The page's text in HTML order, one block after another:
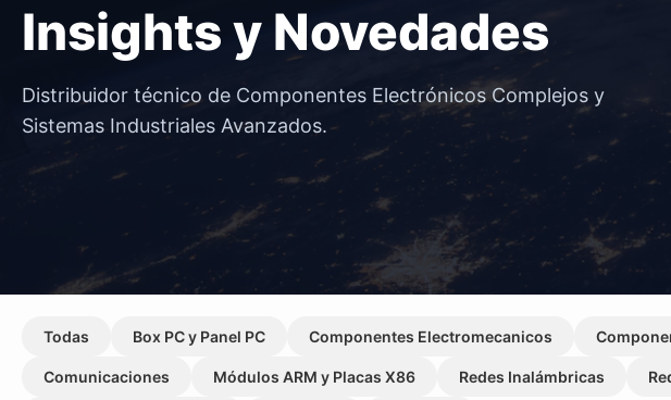
Componentes Electromecánicos
Box PC y Panel PC
Insights y Novedades
Distribuidor técnico de Componentes Electrónicos Complejos y
Sistemas Industriales Avanzados.
Todas Box PC y Panel PC Componentes Electromecanicos
Comunicaciones Módulos ARM y Placas X86 Redes Inalámbricas